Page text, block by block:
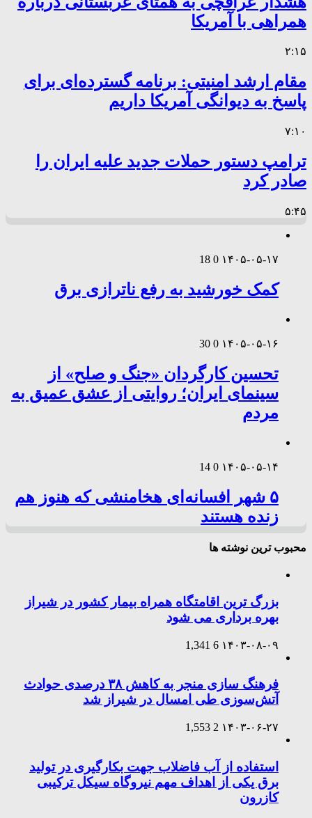
همراهی با آمریکا
۲:۱۵
مقام ارشد امنیتی: برنامه گسترده‌ای برای
پاسخ به دیوانگی آمریکا داریم
۷:۱۰
ترامپ دستور حملات جدید علیه ایران را
صادر کرد
۵:۴۵
۱۴۰۵-۰۵-۱۷ 0
18
کمک خورشید به رفع ناترازی برق
۱۴۰۵-۰۵-۱۶ 0
30
تحسین کارگردان «جنگ و صلح» از
سینمای ایران؛ روایتی از عشق عمیق به
مردم
۱۴۰۵-۰۵-۱۴ 0
14
۵ شهر افسانه‌ای هخامنشی که هنوز هم
زنده هستند
محبوب ترین نوشته ها
بزرگ ترین اقامتگاه همراه بیمار کشور در شیراز
بهره برداری می شود
۱۴۰۳-۰۸-۰۹ 6
1,341
فرهنگ سازی منجر به کاهش ۳۸ درصدی حوادث
آتش‌سوزی طی امسال در شیراز شد
۱۴۰۳-۰۶-۲۷ 2
1,553
استفاده از آب فاضلاب جهت بکارگیری در تولید
برق یکی از اهداف مهم نیروگاه سیکل ترکیبی
کازرون